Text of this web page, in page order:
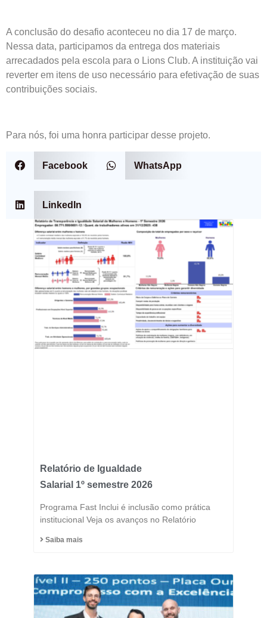
A conclusão do desafio aconteceu no dia 17 de março.
Nessa data, participamos da entrega dos materiais
arrecadados pela escola para o Lions Club. A instituição vai
reverter em itens de uso necessário para efetivação de suas
contribuições sociais.
Para nós, foi uma honra participar desse projeto.
Facebook WhatsApp
LinkedIn
Relatório de Igualdade
Salarial 1º semestre 2026
Programa Fast Inclui é inclusão como prática
institucional Veja os avanços no Relatório
Saiba mais